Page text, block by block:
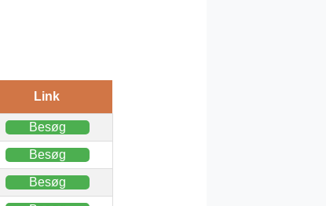
Link
Besøg
Besøg
Besøg